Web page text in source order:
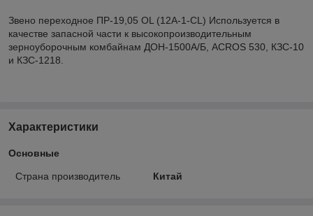
Звено переходное ПР-19,05 OL (12A-1-CL) Используется в
качестве запасной части к высокопроизводительным
зерноуборочным комбайнам ДОН-1500А/Б, ACROS 530, КЗС-10
и КЗС-1218.
Характеристики
Основные
Страна производитель Китай